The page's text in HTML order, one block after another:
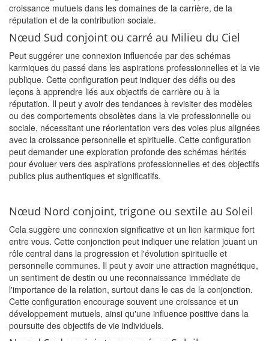
croissance mutuels dans les domaines de la carrière, de la
réputation et de la contribution sociale.
Nœud Sud conjoint ou carré au Milieu du Ciel
Peut suggérer une connexion influencée par des schémas
karmiques du passé dans les aspirations professionnelles et la vie
publique. Cette configuration peut indiquer des défis ou des
leçons à apprendre liés aux objectifs de carrière ou à la
réputation. Il peut y avoir des tendances à revisiter des modèles
ou des comportements obsolètes dans la vie professionnelle ou
sociale, nécessitant une réorientation vers des voies plus alignées
avec la croissance personnelle et spirituelle. Cette configuration
peut demander une exploration profonde des schémas hérités
pour évoluer vers des aspirations professionnelles et des objectifs
publics plus authentiques et significatifs.
Nœud Nord conjoint, trigone ou sextile au Soleil
Cela suggère une connexion significative et un lien karmique fort
entre vous. Cette conjonction peut indiquer une relation jouant un
rôle central dans la progression et l'évolution spirituelle et
personnelle communes. Il peut y avoir une attraction magnétique,
un sentiment de destin ou une reconnaissance immédiate de
l'importance de la relation, surtout dans le cas de la conjonction.
Cette configuration encourage souvent une croissance et un
développement mutuels, ainsi qu'une influence positive dans la
poursuite des objectifs de vie individuels.